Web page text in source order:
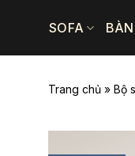
SOFA
Trang chủ» Bộ